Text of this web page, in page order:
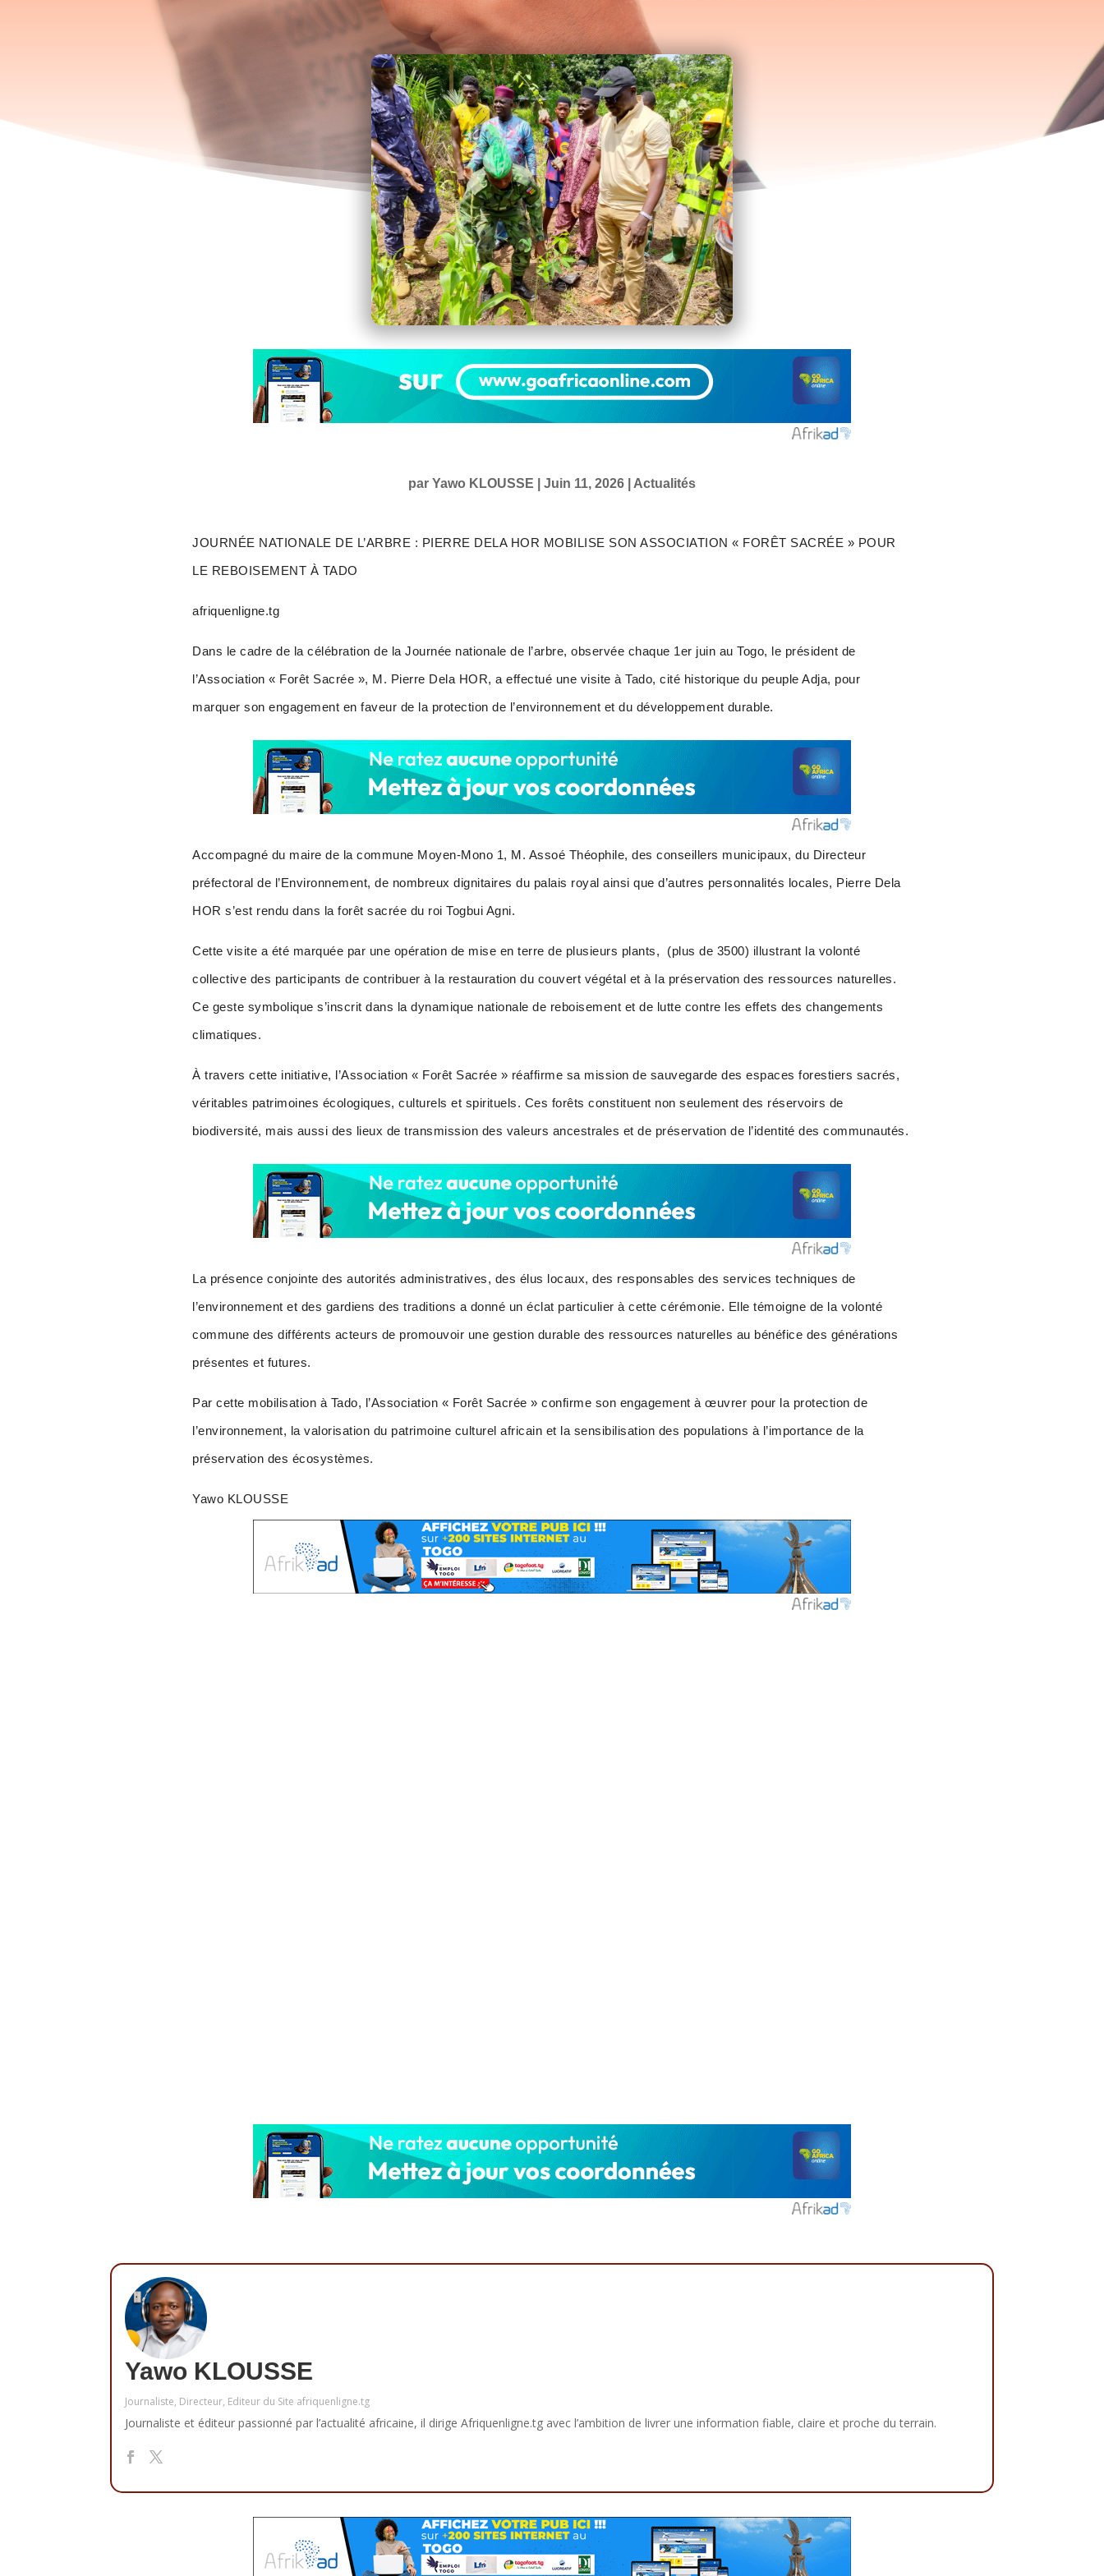
par Yawo KLOUSSE Juin 11, 2026 Actualités
JOURNÉE NATIONALE DE L’ARBRE : PIERRE DELA HOR MOBILISE SON ASSOCIATION « FORÊT SACRÉE » POUR
LE REBOISEMENT À TADO
afriquenligne.tg
Dans le cadre de la célébration de la Journée nationale de l’arbre, observée chaque 1er juin au Togo, le président de
l’Association « Forêt Sacrée », M. Pierre Dela HOR, a effectué une visite à Tado, cité historique du peuple Adja, pour
marquer son engagement en faveur de la protection de l’environnement et du développement durable.
Accompagné du maire de la commune Moyen-Mono 1, M. Assoé Théophile, des conseillers municipaux, du Directeur
préfectoral de l’Environnement, de nombreux dignitaires du palais royal ainsi que d’autres personnalités locales, Pierre Dela
HOR s’est rendu dans la forêt sacrée du roi Togbui Agni.
Cette visite a été marquée par une opération de mise en terre de plusieurs plants, (plus de 3500) illustrant la volonté
collective des participants de contribuer à la restauration du couvert végétal et à la préservation des ressources naturelles.
Ce geste symbolique s’inscrit dans la dynamique nationale de reboisement et de lutte contre les effets des changements
climatiques.
À travers cette initiative, l’Association « Forêt Sacrée » réaffirme sa mission de sauvegarde des espaces forestiers sacrés,
véritables patrimoines écologiques, culturels et spirituels. Ces forêts constituent non seulement des réservoirs de
biodiversité, mais aussi des lieux de transmission des valeurs ancestrales et de préservation de l’identité des communautés.
La présence conjointe des autorités administratives, des élus locaux, des responsables des services techniques de
l’environnement et des gardiens des traditions a donné un éclat particulier à cette cérémonie. Elle témoigne de la volonté
commune des différents acteurs de promouvoir une gestion durable des ressources naturelles au bénéfice des générations
présentes et futures.
Par cette mobilisation à Tado, l’Association « Forêt Sacrée » confirme son engagement à œuvrer pour la protection de
l’environnement, la valorisation du patrimoine culturel africain et la sensibilisation des populations à l’importance de la
préservation des écosystèmes.
Yawo KLOUSSE
Yawo KLOUSSE
Journaliste, Directeur, Editeur du Site afriquenligne.tg
Journaliste et éditeur passionné par l’actualité africaine, il dirige Afriquenligne.tg avec l’ambition de livrer une information fiable, claire et proche du terrain.